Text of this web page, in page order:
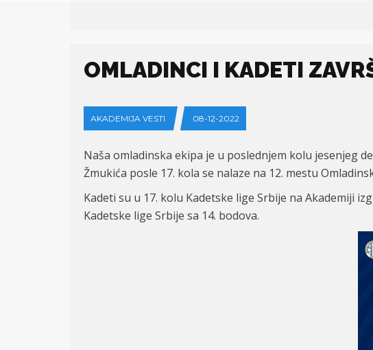
OMLADINCI I KADETI
AKADEMIJA VESTI 08-12-2022
Naša omladinska ekipa je u poslednjem kolu jesenjeg
Žmukića posle 17. kola se nalaze na 12. mestu
Kadeti su u 17. kolu Kadetske lige Srbije na Akademiji
Kadetske lige Srbije sa 14. bodova.